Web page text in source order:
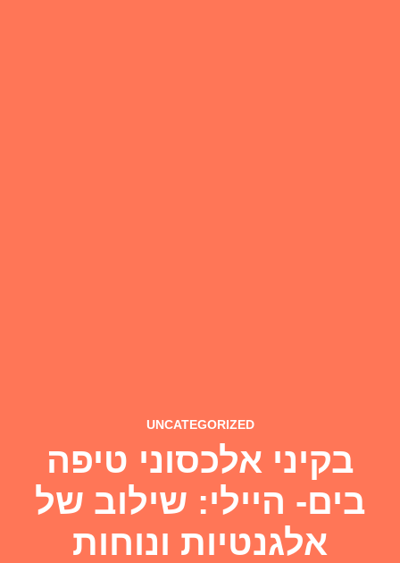
UNCATEGORIZED
בקיני אלכסוני טיפה
בים- היילי: שילוב של
אלגנטיות ונוחות